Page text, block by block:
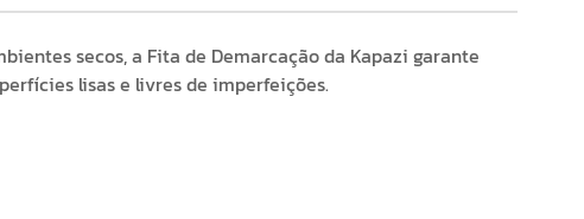
secos, a Fita de Demarcação da Kapazi garante
lisas e livres de imperfeições.